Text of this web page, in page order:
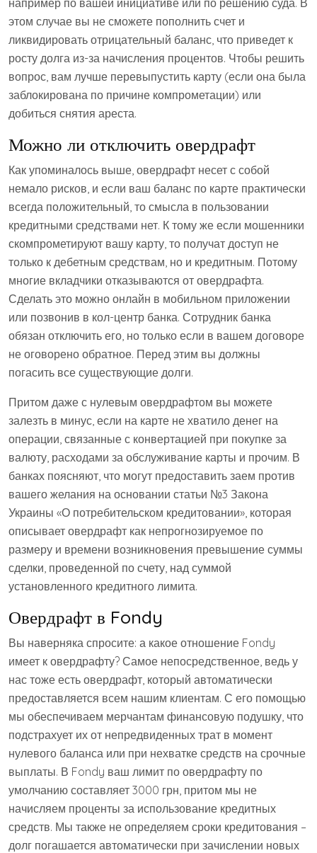
этом случае вы не сможете пополнить счет и
ликвидировать отрицательный баланс, что приведет к
росту долга из-за начисления процентов. Чтобы решить
вопрос, вам лучше перевыпустить карту (если она была
заблокирована по причине компрометации) или
добиться снятия ареста.
Можно ли отключить овердрафт
Как упоминалось выше, овердрафт несет с собой
немало рисков, и если ваш баланс по карте практически
всегда положительный, то смысла в пользовании
кредитными средствами нет. К тому же если мошенники
скомпрометируют вашу карту, то получат доступ не
только к дебетным средствам, но и кредитным. Потому
многие вкладчики отказываются от овердрафта.
Сделать это можно онлайн в мобильном приложении
или позвонив в кол-центр банка. Сотрудник банка
обязан отключить его, но только если в вашем договоре
не оговорено обратное. Перед этим вы должны
погасить все существующие долги.
Притом даже с нулевым овердрафтом вы можете
залезть в минус, если на карте не хватило денег на
операции, связанные с конвертацией при покупке за
валюту, расходами за обслуживание карты и прочим. В
банках поясняют, что могут предоставить заем против
вашего желания на основании статьи №3 Закона
Украины «О потребительском кредитовании», которая
описывает овердрафт как непрогнозируемое по
размеру и времени возникновения превышение суммы
сделки, проведенной по счету, над суммой
установленного кредитного лимита.
Овердрафт в Fondy
Вы наверняка спросите: а какое отношение Fondy
имеет к овердрафту? Самое непосредственное, ведь у
нас тоже есть овердрафт, который автоматически
предоставляется всем нашим клиентам. С его помощью
мы обеспечиваем мерчантам финансовую подушку, что
подстрахует их от непредвиденных трат в момент
нулевого баланса или при нехватке средств на срочные
выплаты. В Fondy ваш лимит по овердрафту по
умолчанию составляет 3000 грн, притом мы не
начисляем проценты за использование кредитных
средств. Мы также не определяем сроки кредитования –
долг погашается автоматически при зачислении новых